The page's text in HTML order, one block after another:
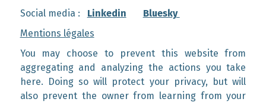
Social media : Linkedin
Bluesky
Mentions légales
You may choose to prevent this website from
aggregating and analyzing the actions you take
here. Doing so will protect your privacy, but will
also prevent the owner from learning from your